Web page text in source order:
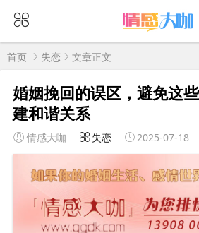
首页 失恋 文章正文
婚姻挽回的误区，避免这
建和谐关系
情感大咖 失恋 2025-07-18